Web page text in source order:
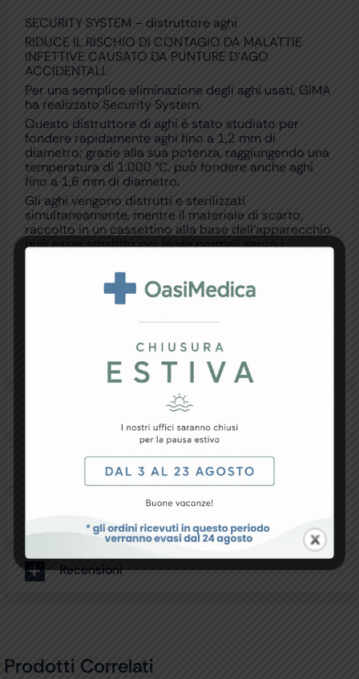
SECURITY SYSTEM – distruttore aghi
RIDUCE IL RISCHIO DI CONTAGIO DA MALATTIE
INFETTIVE CAUSATO DA PUNTURE D’AGO
ACCIDENTALI.
Per una semplice eliminazione degli aghi usati, GIMA
ha realizzato Security System.
Questo distruttore di aghi è stato studiato per
fondere rapidamente aghi fino a 1,2 mm di
diametro; grazie alla sua potenza, raggiungendo una
temperatura di 1.000 °C, può fondere anche aghi
fino a 1,6 mm di diametro.
Gli aghi vengono distrutti e sterilizzati
simultaneamente, mentre il materiale di scarto,
raccolto in un cassettino alla base dell’apparecchio
può esser smaltito per le vie normali senza i
Semplice, sicuro, costruito con materiali della
miglior qualità, è garantito per una lunga durata nel
tempo. Pesa poco più di 4 kg.
I carboncini di fusione devono essere sostituiti ogni
4.000 aghi per mantenere l’efficienza al massimo.
Specifiche Tecniche
Resi e Garanzia
Recensioni
Prodotti Correlati